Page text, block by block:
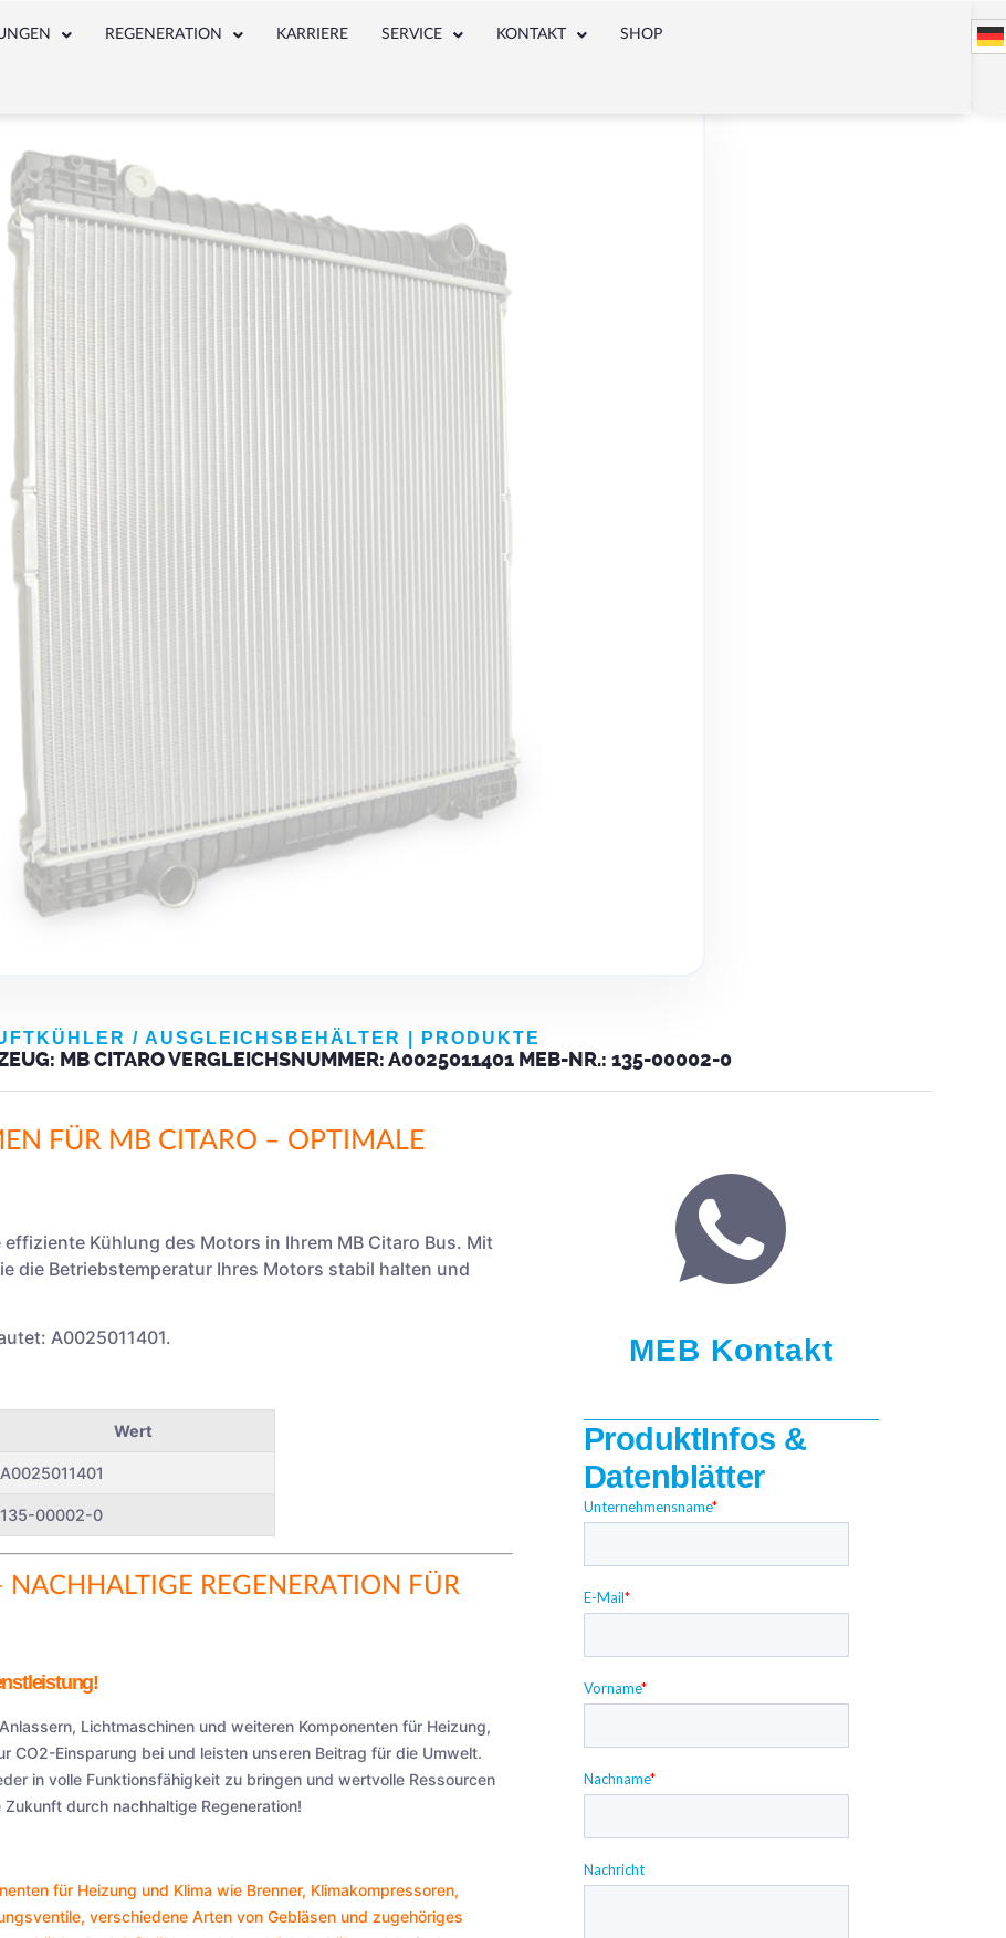
REGENERATION KARRIERE SERVICE KONTAKT SHOP
/ AUSGLEICHSBEHÄLTER PRODUKTE
MB CITARO VERGLEICHSNUMMER: A0025011401 MEB-NR.: 135-00002-0
FÜR MB CITARO – OPTIMALE
Kühlung des Motors in Ihrem MB Citaro Bus. Mit
die Betriebstemperatur Ihres Motors stabil halten und
A0025011401.
Wert
A0025011401
135-00002-0
NACHHALTIGE REGENERATION FÜR
Lichtmaschinen und weiteren Komponenten für Heizung,
CO2-Einsparung bei und leisten unseren Beitrag für die Umwelt.
in volle Funktionsfähigkeit zu bringen und wertvolle Ressourcen
durch nachhaltige Regeneration!
für Heizung und Klima wie Brenner, Klimakompressoren,
, verschiedene Arten vonGebläsen und zugehöriges
MEB Kontakt
ProduktInfos &
Datenblätter